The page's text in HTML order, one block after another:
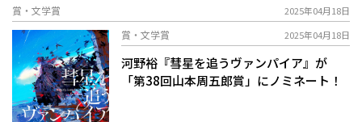
賞・文学賞 2025年04月18日
賞・文学賞 2025年04月18日
河野裕『彗星を追うヴァンパイア』が
「第38回山本周五郎賞」にノミネート！